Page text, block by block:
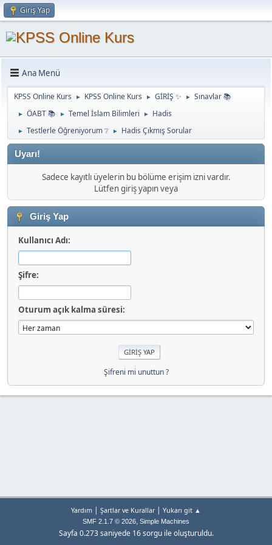
Giriş Yap
Ana Menü
KPSS Online Kurs ► KPSS Online Kurs ► GİRİŞ ✨ ► Sınavlar 📚
► ÖABT 📚 ► Temel İslam Bilimleri ► Hadis
► Testlerle Öğreniyorum ❔ ► Hadis Çıkmış Sorular
Uyarı!
Sadece kayıtlı üyelerin bu bölüme erişim izni vardır.
Lütfen giriş yapın veya
Giriş Yap
Kullanıcı Adı:
Şifre:
Oturum açık kalma süresi:
Şifreni mi unuttun ?
Yardım | Şartlar ve Kurallar| Yukarı git ▲
SMF 2.1.7 © 2026, Simple Machines
Sayfa 0.273 saniyede 16 sorgu ile oluşturuldu.